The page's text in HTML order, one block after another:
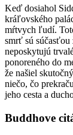
Keď dosiahol
kráľovského
mŕtvych ľudí.
smrť sú súčasťou
neposkytujú
ponoreného do
že našiel
niečo, čo
jeho cesta a
Buddhove